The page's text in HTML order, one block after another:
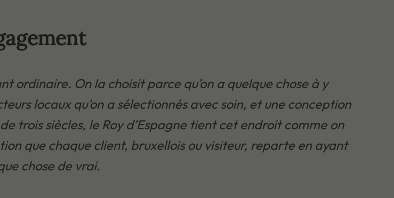
ordinaire. On la choisit parce qu’on a quelque chose à y
locaux qu’on a sélectionnés avec soin, et une conception
trois siècles, le Roy d’Espagne tient cet endroit comme on
que chaque client, bruxellois ou visiteur, reparte en ayant
chose de vrai.